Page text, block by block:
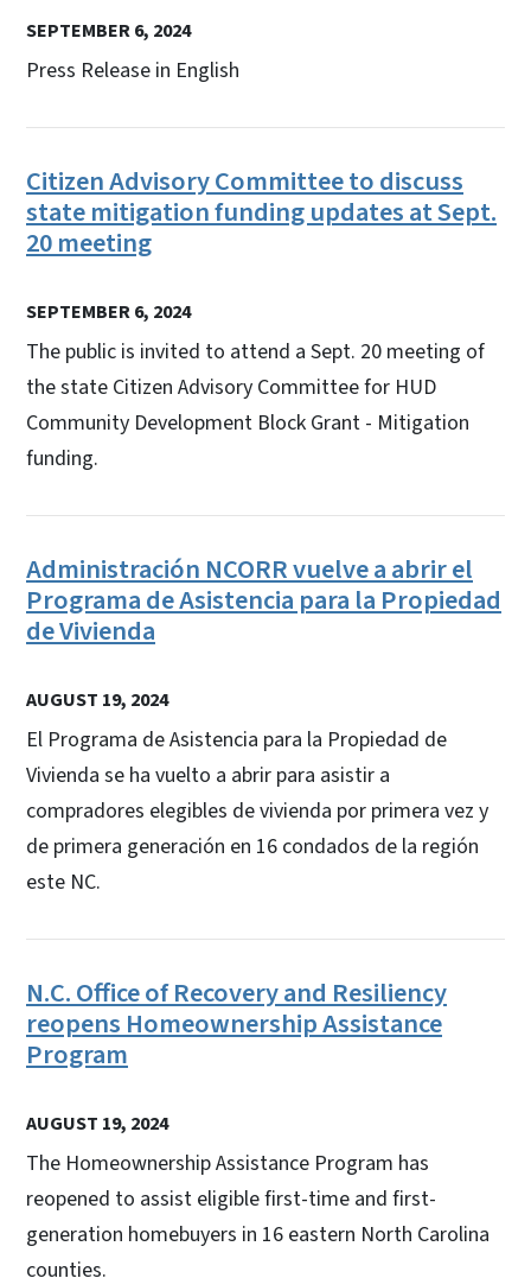
SEPTEMBER 6, 2024
Press Release in English
Citizen Advisory Committee to discuss
state mitigation funding updates at Sept.
20 meeting
SEPTEMBER 6, 2024
The public is invited to attend a Sept. 20 meeting of
the state Citizen Advisory Committee for HUD
Community Development Block Grant - Mitigation
funding.
Administración NCORR vuelve a abrir el
Programa de Asistencia para la Propiedad
de Vivienda
AUGUST 19, 2024
El Programa de Asistencia para la Propiedad de
Vivienda se ha vuelto a abrir para asistir a
compradores elegibles de vivienda por primera vez y
de primera generación en 16 condados de la región
este NC.
N.C. Office of Recovery and Resiliency
reopens Homeownership Assistance
Program
AUGUST 19, 2024
The Homeownership Assistance Program has
reopened to assist eligible first-time and first-
generation homebuyers in 16 eastern North Carolina
counties.